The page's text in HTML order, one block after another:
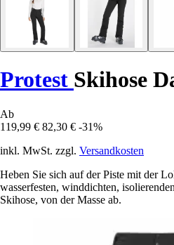
Protest Skihose
Ab
119,99 € 82,30 € -31%
inkl. MwSt. zzgl. Versandkosten
Heben Sie sich auf der Piste mit der
wasserfesten, winddichten,
Skihose, von der Masse ab.